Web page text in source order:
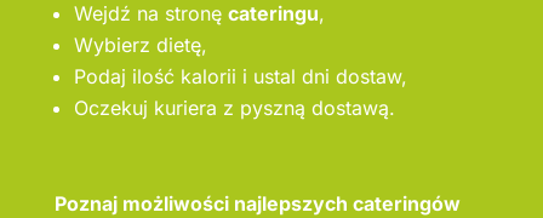
Wejdź na stronę cateringu,
Wybierz dietę,
Podaj ilość kalorii i ustal dni dostaw,
Oczekuj kuriera z pyszną dostawą.
Poznaj możliwości najlepszych cateringów